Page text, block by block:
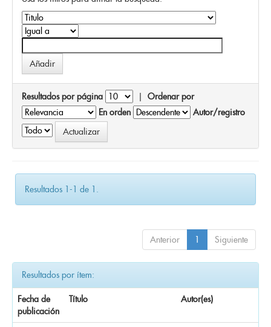
Resultados por página | Ordenar por
En orden
Autor/registro
Resultados 1-1 de 1.
Anterior 1 Siguiente
Resultados por ítem:
Fecha de
publicación
Título Autor(es)